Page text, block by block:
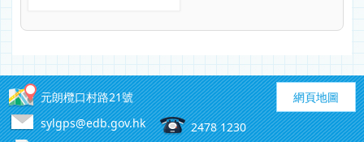
網頁地圖
元朗欖口村路21號
sylgps@edb.gov.hk
2478 1230